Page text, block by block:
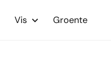
Vis Groente